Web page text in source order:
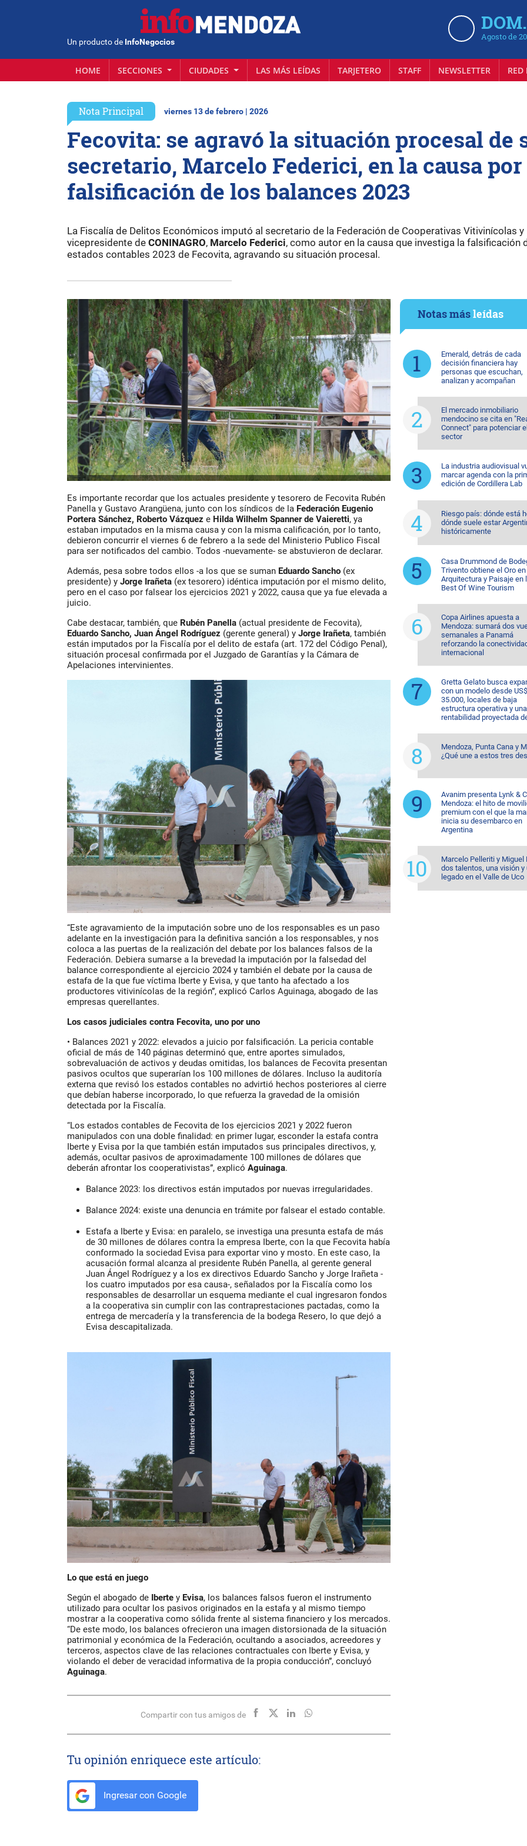
Un producto de InfoNegocios Agosto de
HOME SECCIONES CIUDADES LAS MÁS LEÍDAS TARJETERO STAFF NEWSLETTER RED
Nota Principal viernes 13 de febrero | 2026
Fecovita: se agravó la situación procesal de
secretario, Marcelo Federici, en la causa por
falsificación de los balances 2023
La Fiscalía de Delitos Económicos imputó al secretario de la Federación de Cooperativas Vitivinícolas y
vicepresidente de CONINAGRO, Marcelo Federici, como autor en la causa que investiga la falsificación
estados contables 2023 de Fecovita, agravando su situación procesal.
Es importante recordar que los actuales presidente y tesorero de Fecovita Rubén
Panella y Gustavo Arangüena, junto con los síndicos de la Federación Eugenio
Portera Sánchez, Roberto Vázquez e Hilda Wilhelm Spanner de Vaieretti, ya
estaban imputados en la misma causa y con la misma calificación, por lo tanto,
debieron concurrir el viernes 6 de febrero a la sede del Ministerio Publico Fiscal
para ser notificados del cambio. Todos -nuevamente- se abstuvieron de declarar.
Además, pesa sobre todos ellos -a los que se suman Eduardo Sancho (ex
presidente) y Jorge Irañeta (ex tesorero) idéntica imputación por el mismo delito,
pero en el caso por falsear los ejercicios 2021 y 2022, causa que ya fue elevada a
juicio.
Cabe destacar, también, que Rubén Panella (actual presidente de Fecovita),
Eduardo Sancho, Juan Ángel
Rodríguez (gerente general) y Jorge Irañeta, también
están imputados por la Fiscalía por el delito de estafa (art. 172 del Código Penal),
situación procesal confirmada por el Juzgado de Garantías y la Cámara de
Apelaciones intervinientes.
“Este agravamiento de la imputación sobre uno de los responsables es un paso
adelante en la investigación para la definitiva sanción a los responsables, y nos
coloca a las puertas de la realización del debate por los balances falsos de la
Federación. Debiera sumarse a la brevedad la imputación por la falsedad del
balance correspondiente al ejercicio 2024 y también el debate por la causa de
estafa de la que fue víctima Iberte y Evisa, y que tanto ha afectado a los
productores vitivinícolas de la región”, explicó Carlos Aguinaga, abogado de las
empresas querellantes.
Los casos judiciales contra Fecovita, uno por uno
• Balances 2021 y 2022: elevados a juicio por falsificación. La pericia contable
oficial de más de 140 páginas determinó que, entre aportes simulados,
sobrevaluación de activos y deudas omitidas, los balances de Fecovita presentan
pasivos ocultos que superarían los 100 millones de dólares. Incluso la auditoría
externa que revisó los estados contables no advirtió hechos posteriores al cierre
que debían haberse incorporado, lo que refuerza la gravedad de la omisión
detectada por la Fiscalía.
“Los estados contables de Fecovita de los ejercicios 2021 y 2022 fueron
manipulados con una doble finalidad: en primer lugar, esconder la estafa contra
Iberte y Evisa por la que también están imputados sus principales directivos, y,
además, ocultar pasivos de aproximadamente 100 millones de dólares que
deberán afrontar los cooperativistas”, explicó Aguinaga.
Balance 2023: los directivos están imputados por nuevas irregularidades.
Balance 2024: existe una denuncia en trámite por falsear el estado contable.
Estafa a Iberte y Evisa: en paralelo, se investiga una presunta estafa de más
de 30 millones de dólares contra la empresa Iberte, con la que Fecovita había
conformado la sociedad Evisa para exportar vino y mosto. En este caso, la
acusación formal alcanza al presidente Rubén Panella, al gerente general
Juan Ángel Rodríguez y a los ex directivos Eduardo Sancho y Jorge Irañeta -
los cuatro imputados por esa causa-, señalados por la Fiscalía como los
responsables de desarrollar un esquema mediante el cual ingresaron fondos
a la cooperativa sin cumplir con las contraprestaciones pactadas, como la
entrega de mercadería y la transferencia de la bodega Resero, lo que dejó a
Evisa descapitalizada.
Lo que está en juego
Según el abogado de Iberte y Evisa, los balances falsos fueron el instrumento
utilizado para ocultar los pasivos originados en la estafa y al mismo tiempo
mostrar a la cooperativa como sólida frente al sistema financiero y los mercados.
“De este modo, los balances ofrecieron una imagen distorsionada de la situación
patrimonial y económica de la Federación, ocultando a asociados, acreedores y
terceros, aspectos clave de las relaciones contractuales con Iberte y Evisa, y
violando el deber de veracidad informativa de la propia conducción”, concluyó
Aguinaga.
Compartir con tus amigos de
Tu opinión enriquece este artículo:
Ingresar con Google
Notas másleídas
Emerald, detrás de cada
decisión financiera hay
personas que escuchan,
analizan y acompañan
El mercado inmobiliario
mendocino se cita en
Connect" para potenciar el
sector
La industria audiovisual
marcar agenda con la
edición de Cordillera Lab
Riesgo país: dónde está
dónde suele estar
históricamente
Casa Drummond de
Trivento obtiene el Oro en
Arquitectura y Paisaje en
Best Of Wine Tourism
Copa Airlines apuesta a
Mendoza: sumará dos
semanales a Panamá
reforzando la
internacional
Gretta Gelato busca
con un modelo desde US$
35.000, locales de baja
estructura operativa y una
rentabilidad proyectada
Mendoza, Punta Cana y
¿Qué une a estos tres
Avanim presenta Lynk &
Mendoza: el hito de
premium con el que la
inicia su desembarco en
Argentina
Marcelo Pelleriti y Miguel
dos talentos, una visión y
legado en el Valle de Uco